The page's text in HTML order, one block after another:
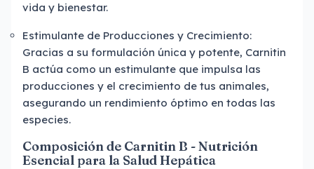
vida y bienestar.
Estimulante de Producciones y Crecimiento:
Gracias a su formulación única y potente, Carnitin
B actúa como un estimulante que impulsa las
producciones y el crecimiento de tus animales,
asegurando un rendimiento óptimo en todas las
especies.
Composición de Carnitin B - Nutrición
Esencial para la Salud Hepática